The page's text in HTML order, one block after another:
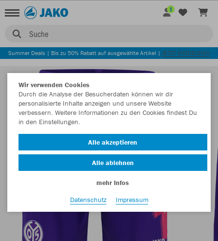
Suche
1
Summer Deals | Bis zu 50% Rabatt auf ausgewählte Artikel | JETZT ENTDECKEN
Wir verwenden Cookies
Durch die Analyse der Besucherdaten können wir dir
personalisierte Inhalte anzeigen und unsere Website
verbessern. Weitere Informationen zu den Cookies findest Du
in den Einstellungen.
Alle akzeptieren
Alle ablehnen
mehr Infos
Datenschutz
Impressum